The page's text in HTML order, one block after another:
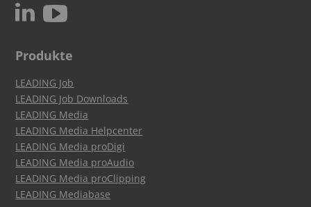
N c
Produkte
LEADING Job
LEADING Job Downloads
LEADING Media
LEADING Media Helpcenter
LEADING Media proDigi
LEADING Media proAudio
LEADING Media proClipping
LEADING Mediabase